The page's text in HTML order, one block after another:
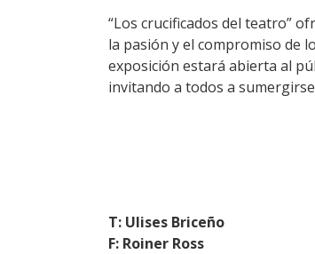
“Los crucificados del teatro”
la pasión y el compromiso de
exposición estará abierta al
invitando a todos a
T: Ulises Briceño
F: Roiner Ross